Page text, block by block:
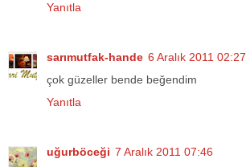
Yanıtla
sarımutfak-hande 6 Aralık 2011 02:27
çok güzeller bende beğendim
Yanıtla
uğurböceği 7 Aralık 2011 07:46